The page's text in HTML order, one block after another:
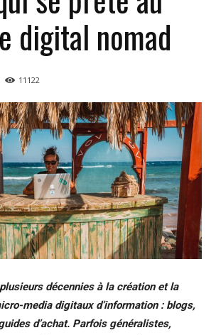
digital nomad
11122
décennies à la création et la
media digitaux d’information : blogs,
d’achat. Parfois généralistes,